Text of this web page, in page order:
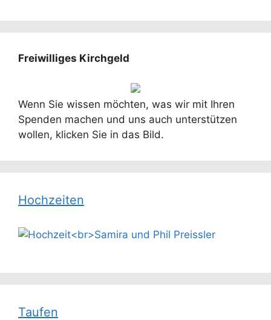
Freiwilliges Kirchgeld
Wenn Sie wissen möchten, was wir mit Ihren
Spenden machen und uns auch unterstützen
wollen, klicken Sie in das Bild.
Hochzeiten
Taufen